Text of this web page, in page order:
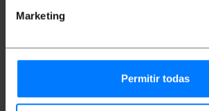
Marketing
Permitir todas
elementów wykonawczych i innych
systemach sterowania i automatyki.
końcówki 3,81 mm (zestaw 5